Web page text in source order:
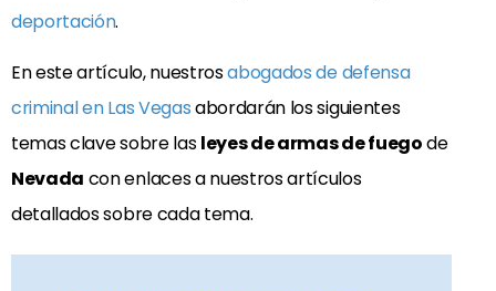
deportación.
En este artículo, nuestrosabogados de defensa
criminal en Las Vegasabordarán los siguientes
temas clave sobre lasleyes de armas de fuegode
Nevada con enlaces a nuestros artículos
detallados sobre cada tema.